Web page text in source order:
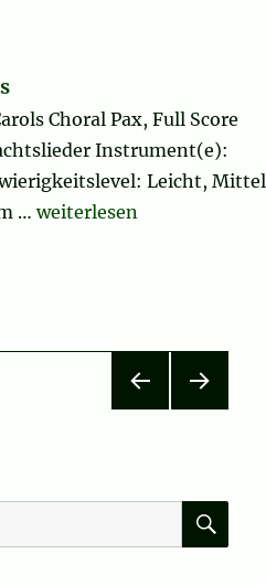
Choral Pax, Full Score
Instrument(e):
Leicht, Mittel
…„A Wreath of Carols“
weiterlesen
E